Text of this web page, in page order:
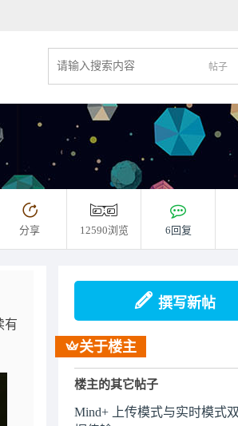
帖子
分享 12590浏览 6回复
有
撰写新帖
关于楼主
楼主的其它帖子
Mind+ 上传模式与实时模式